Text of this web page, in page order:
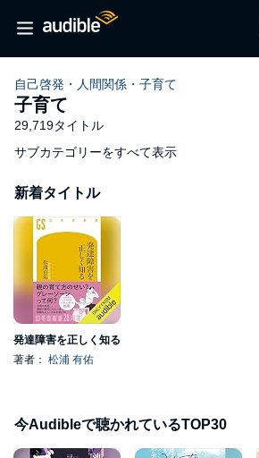
自己啓発・人間関係・子育て
子育て
29,719タイトル
サブカテゴリーをすべて表示
新着タイトル
発達障害を正しく知る
著者： 松浦 有佑
今Audibleで聴かれているTOP30